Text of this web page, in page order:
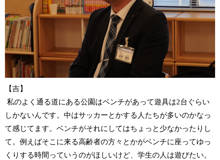
【吉】
私のよく通る道にある公園はベンチがあって遊具は2台ぐらい
しかないんです。中はサッカーとかする人たちが多いのかなっ
て感じてます。ベンチがそれにしてはちょっと少なかったりし
て。例えばそこに来る高齢者の方々とかがベンチに座ってゆっ
くりする時間っていうのがほしいけど、学生の人は遊びたい。